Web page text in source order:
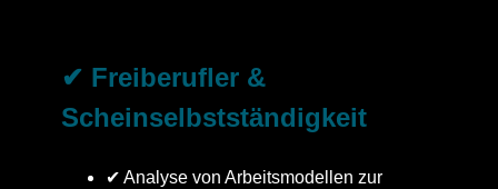
✔ Freiberufler &
Scheinselbstständigkeit
✔ Analyse von Arbeitsmodellen zur